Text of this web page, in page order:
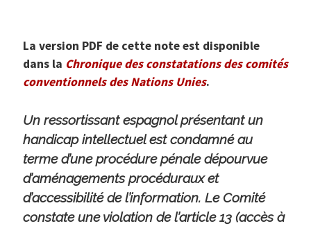
La version PDF de cette note est disponible
dans la Chronique des constatations des comités
conventionnels des Nations Unies.
Un ressortissant espagnol présentant un
handicap intellectuel est condamné au
terme d’une procédure pénale dépourvue
d’aménagements procéduraux et
d’accessibilité de l’information. Le Comité
constate une violation de l’article 13 (accès à